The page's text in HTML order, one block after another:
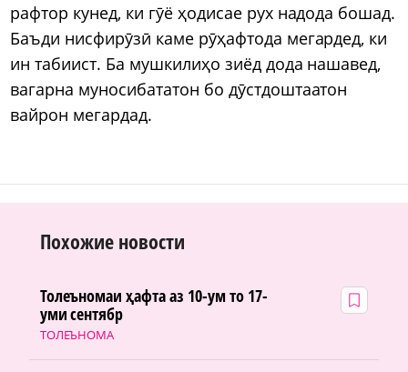
рафтор кунед, ки гӯё ҳодисае рух надода бошад.
Баъди нисфирӯзӣ каме рӯҳафтода мегардед, ки
ин табиист. Ба мушкилиҳо зиёд дода нашавед,
вагарна муносибататон бо дӯстдоштаатон
вайрон мегардад.
Похожие новости
ТОЛЕЪНОМА
Толеъномаи ҳафта аз 10-ум то 17-
уми сентябр